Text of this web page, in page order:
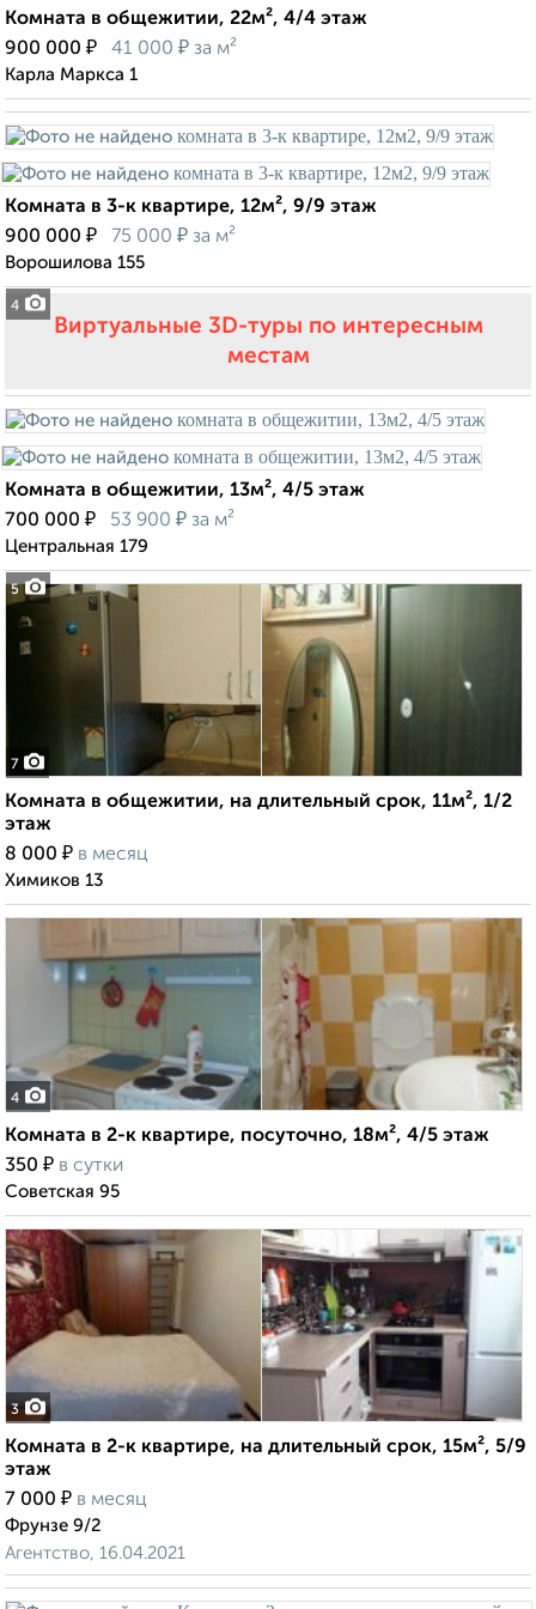
Комната в общежитии, 22м², 4/4 этаж
900 000 ₽ 41 000 ₽ за м²
Карла Маркса 1
4
Комната в 3-к квартире, 12м², 9/9 этаж
900 000 ₽ 75 000 ₽ за м²
Ворошилова 155
Виртуальные 3D-туры по интересным
местам
5
Комната в общежитии, 13м², 4/5 этаж
700 000 ₽ 53 900 ₽ за м²
Центральная 179
7
Комната в общежитии, на длительный срок, 11м², 1/2
этаж
8 000 ₽ в месяц
Химиков 13
4
Комната в 2-к квартире, посуточно, 18м², 4/5 этаж
350 ₽ в сутки
Советская 95
3
Комната в 2-к квартире, на длительный срок, 15м², 5/9
этаж
7 000 ₽ в месяц
Фрунзе 9/2
Агентство, 16.04.2021